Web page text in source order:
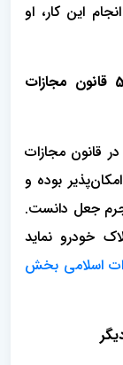
این کار، او
ج) انجام موارد درج گردیده در ماده 523 قانون مجازات
قانون مجازات
بوده و
جرم جعل دانست.
خودرو نماید
مجازات اسلامی بخش